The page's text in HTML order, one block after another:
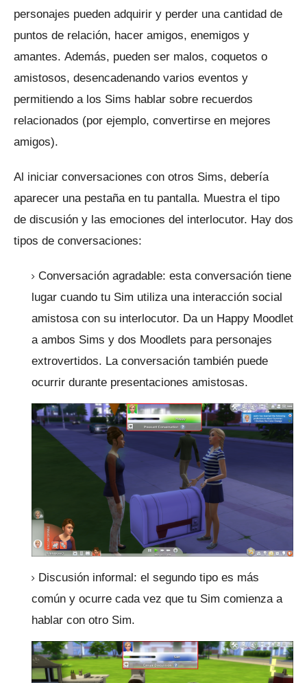
personajes pueden adquirir y perder una cantidad de
puntos de relación, hacer amigos, enemigos y
amantes. Además, pueden ser malos, coquetos o
amistosos, desencadenando varios eventos y
permitiendo a los Sims hablar sobre recuerdos
relacionados (por ejemplo, convertirse en mejores
amigos).
Al iniciar conversaciones con otros Sims, debería
aparecer una pestaña en tu pantalla. Muestra el tipo
de discusión y las emociones del interlocutor. Hay dos
tipos de conversaciones:
Conversación agradable: esta conversación tiene
lugar cuando tu Sim utiliza una interacción social
amistosa con su interlocutor. Da un Happy Moodlet
a ambos Sims y dos Moodlets para personajes
extrovertidos. La conversación también puede
ocurrir durante presentaciones amistosas.
Discusión informal: el segundo tipo es más
común y ocurre cada vez que tu Sim comienza a
hablar con otro Sim.